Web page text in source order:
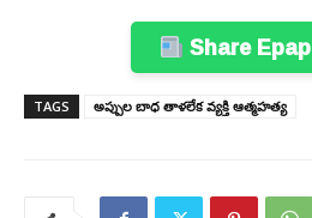
Share
TAGS అప్పుల బాధ తాళలేక వ్యక్తి ఆత్మహత్య